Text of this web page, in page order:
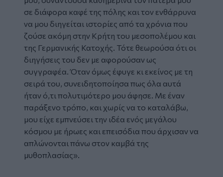
σε διάφορα καφέ της πόλης και τον ενθάρρυνα
να μου διηγείται ιστορίες από τα χρόνια που
ζούσε ακόμη στην Κρήτη του μεσοπολέμου και
της Γερμανικής Κατοχής. Τότε θεωρούσα ότι οι
διηγήσεις του δεν με αφορούσαν ως
συγγραφέα. Όταν όμως έφυγε κι εκείνος με τη
σειρά του, συνειδητοποίησα πως όλα αυτά
ήταν ό,τι πολυτιμότερο μου άφησε. Με έναν
παράξενο τρόπο, και χωρίς να το καταλάβω,
μου είχε εμπνεύσει την ιδέα ενός μεγάλου
κόσμου με ήρωες και επεισόδια που άρχισαν να
απλώνονται πάνω στον καμβά της
μυθοπλασίας».